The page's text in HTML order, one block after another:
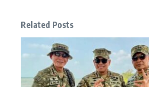
Related Posts